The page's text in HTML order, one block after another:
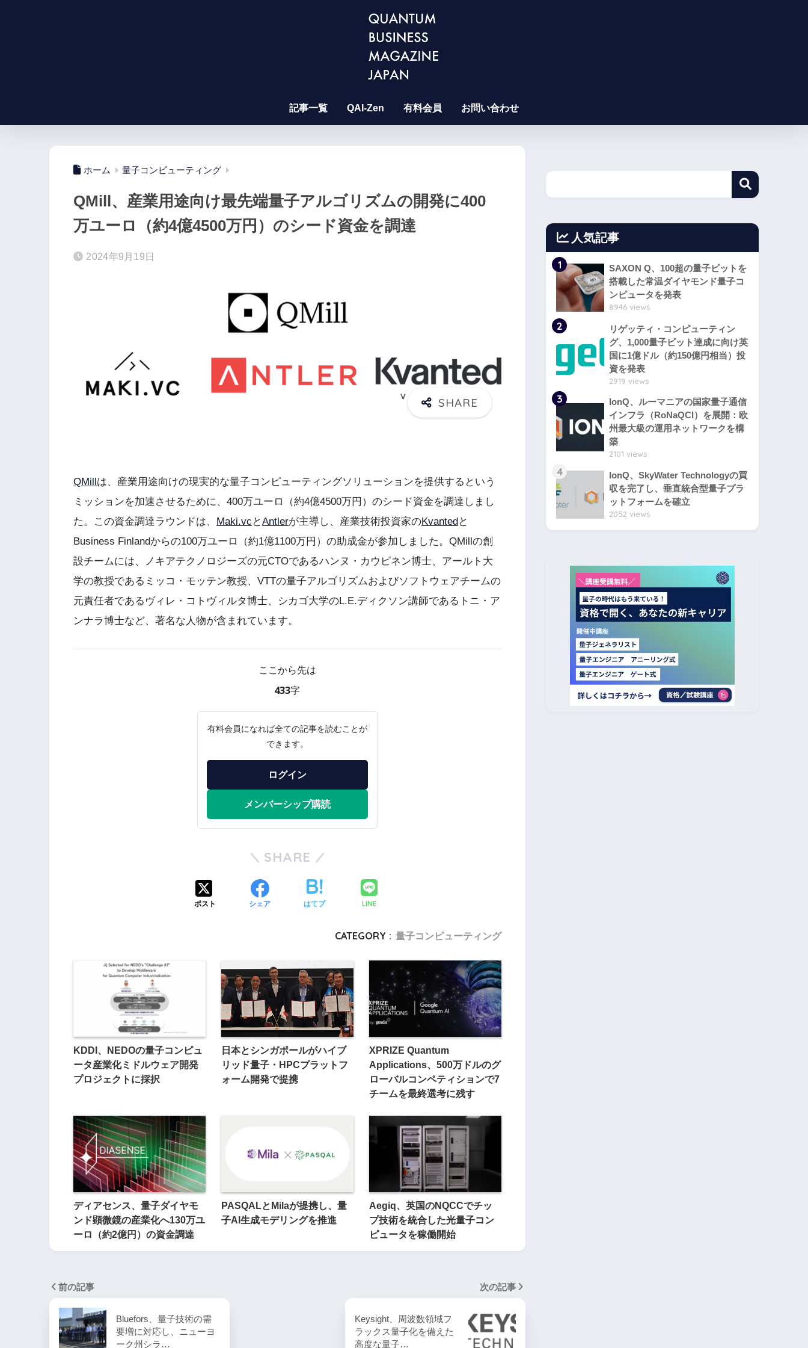
記事一覧 QAI-Zen 有料会員 お問い合わせ
ホーム 量子コンピューティング
QMill、産業用途向け最先端量子アルゴリズムの開発に400
万ユーロ（約4億4500万円）のシード資金を調達
2024年9月19日
QMillは、産業用途向けの現実的な量子コンピューティングソリューションを提供するという
ミッションを加速させるために、400万ユーロ（約4億4500万円）のシード資金を調達しまし
た。この資金調達ラウンドは、 Maki.vc とAntlerが主導し、産業技術投資家のKvantedと
Business Finlandからの100万ユーロ（約1億1100万円）の助成金が参加しました。QMillの創
設チームには、ノキアテクノロジーズの元CTOであるハンヌ・カウピネン博士、アールト大
学の教授であるミッコ・モッテン教授、VTTの量子アルゴリズムおよびソフトウェアチームの
元責任者であるヴィレ・コトヴィルタ博士、シカゴ大学のL.E.ディクソン講師であるトニ・ア
ンナラ博士など、著名な人物が含まれています。
ここから先は
433字
有料会員になれば全ての記事を読むことが
できます。
ログイン
メンバーシップ購読
SHARE
ポスト シェア はてブ LINE
CATEGORY : 量子コンピューティング
KDDI、NEDOの量子コンピュ
ータ産業化ミドルウェア開発
プロジェクトに採択
日本とシンガポールがハイブ
リッド量子・HPCプラットフ
ォーム開発で提携
XPRIZE Quantum
Applications、500万ドルのグ
ローバルコンペティションで7
チームを最終選考に残す
ディアセンス、量子ダイヤモ
ンド顕微鏡の産業化へ130万ユ
ーロ（約2億円）の資金調達
PASQALとMilaが提携し、量
子AI生成モデリングを推進
Aegiq、英国のNQCCでチッ
プ技術を統合した光量子コン
ピュータを稼働開始
前の記事
Bluefors、量子技術の需
要増に対応し、ニューヨ
ーク州シラ…
次の記事
Keysight、周波数領域フ
ラックス量子化を備えた
高度な量子…
人気記事
1
SAXON Q、100超の量子ビットを
搭載した常温ダイヤモンド量子コ
ンピュータを発表
8946 views
2
リゲッティ・コンピューティン
グ、1,000量子ビット達成に向け英
国に1億ドル（約150億円相当）投
資を発表
2919 views
3
IonQ、ルーマニアの国家量子通信
インフラ（RoNaQCI）を展開：欧
州最大級の運用ネットワークを構
築
2101 views
4
IonQ、SkyWater Technologyの買
収を完了し、垂直統合型量子プラ
ットフォームを確立
2052 views